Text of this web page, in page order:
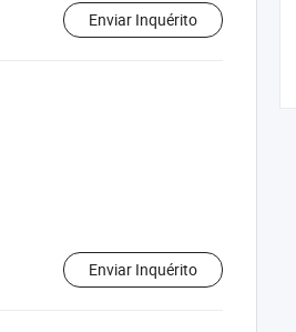
Enviar Inquérito
Enviar Inquérito